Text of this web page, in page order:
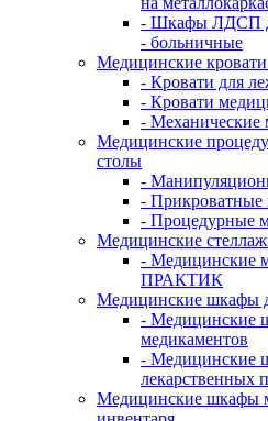
- Шкафы ЛДСП
- больничные
Медицинские
- Кровати для
- Кровати
- Механические
Медицинские
столы
-
- Прикроватные
- Процедурные
Медицинские
- Медицинские
ПРАКТИК
Медицинские шкафы
- Медицинские
медикаментов
- Медицинские
лекарственных
Медицинские шкафы